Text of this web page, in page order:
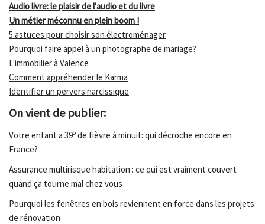
Audio livre: le plaisir de l'audio et du livre
Un métier méconnu en plein boom !
5 astuces pour choisir son électroménager
Pourquoi faire appel à un photographe de mariage?
L'immobilier à Valence
Comment appréhender le Karma
Identifier un pervers narcissique
On vient de publier:
Votre enfant a 39º de fièvre à minuit: qui décroche encore en
France?
Assurance multirisque habitation : ce qui est vraiment couvert
quand ça tourne mal chez vous
Pourquoi les fenêtres en bois reviennent en force dans les projets
de rénovation